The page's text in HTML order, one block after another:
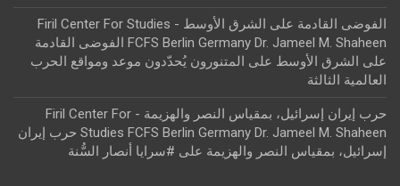
الفوضى القادمة على الشرق الأوسط - Firil Center For Studies
FCFS Berlin Germany Dr. Jameel M. Shaheen الفوضى القادمة
على الشرق الأوسط على
المتنورون يُحدّدون موعد ومواقع الحرب
العالمية الثالثة
حرب إيران إسرائيل، بمقياس النصر والهزيمة - Firil Center For
Studies FCFS Berlin Germany Dr. Jameel M. Shaheen حرب إيران
إسرائيل، بمقياس النصر والهزيمة على #سرايا أنصار السُّنة